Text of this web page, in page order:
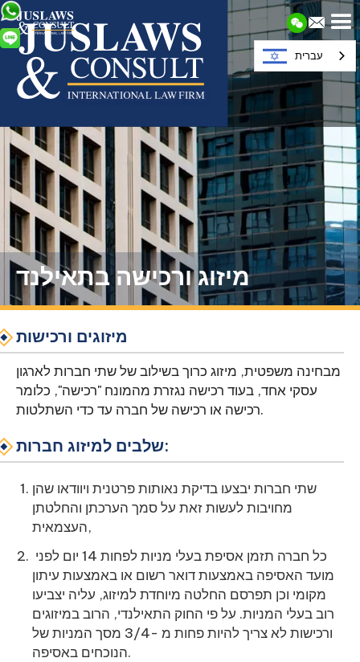
מיזוג ורכישה בתאילנד
מיזוגים ורכישות
מבחינה משפטית, מיזוג כרוך בשילוב של שתי חברות לארגון
עסקי אחד, בעוד רכישה נגזרת מהמונח "רכישה", כלומר
רכישה או רכישה של חברה עד כדי השתלטות.
שלבים למיזוג חברות:
שתי חברות יבצעו בדיקת נאותות פרטנית ויוודאו שהן
מחויבות לעשות זאת על סמך הערכתן והחלטתן
העצמאית,
מועד האסיפה באמצעות דואר רשום או באמצעות עיתון
מקומי וכן תפרסם החלטה מיוחדת למיזוג, עליה יצביעו
רוב בעלי המניות. על פי החוק התאילנדי, הרוב במיזוגים
ורכישות לא צריך להיות פחות מ -3/4 מסך המניות של
הנוכחים באסיפה.
עברית